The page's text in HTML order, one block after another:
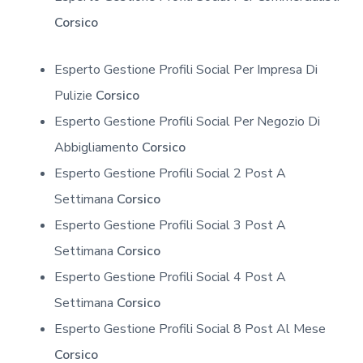
Corsico
Esperto Gestione Profili Social Per Impresa Di
Pulizie Corsico
Esperto Gestione Profili Social Per Negozio Di
Abbigliamento Corsico
Esperto Gestione Profili Social 2 Post A
Settimana Corsico
Esperto Gestione Profili Social 3 Post A
Settimana Corsico
Esperto Gestione Profili Social 4 Post A
Settimana Corsico
Esperto Gestione Profili Social 8 Post Al Mese
Corsico